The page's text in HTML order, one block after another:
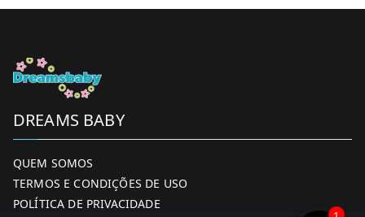
DREAMS BABY
QUEM SOMOS
TERMOS E CONDIÇÕES DE USO
POLÍTICA DE PRIVACIDADE